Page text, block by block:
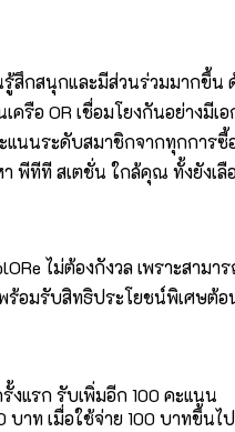
รู้สึกสนุกและมีส่วนร่วมมาก
รือ OR เชื่อมโยงกันอย่าง
แนนระดับสมาชิกจากทุกการ
พีทีที สเตชั่น ใกล้คุณ ทั้งยังเ
ไม่ต้องกังวล เพราะสา
อมรับสิทธิประโยชน์พิเศษต้
งแรก รับเพิ่มอีก 100 คะแนน
าท เมื่อใช้จ่าย 100 บาทขึ้นไ